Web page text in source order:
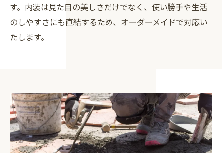
す。内装は見た目の美しさだけでなく、使い勝手や生活
のしやすさにも直結するため、オーダーメイドで対応い
たします。